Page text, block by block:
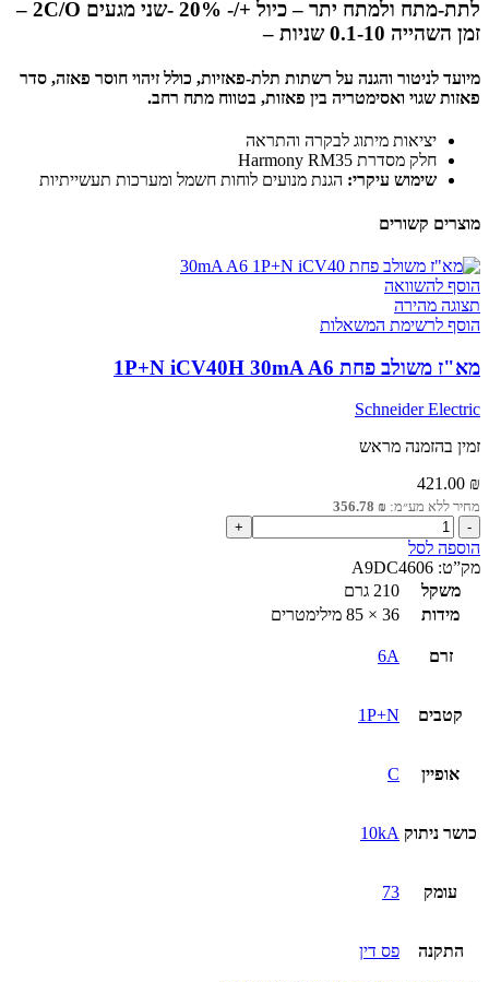
לתת-מתח ולמתח יתר – כיול +/- 20% -שני מגעים 2C/O –
זמן השהייה 0.1-10 שניות –
מיועד לניטור והגנה על רשתות תלת-פאזיות, כולל זיהוי חוסר פאזה, סדר
פאזות שגוי ואסימטריה בין פאזות, בטווח מתח רחב.
יציאות מיתוג לבקרה והתראה
חלק מסדרת Harmony RM35
שימוש עיקרי: הגנת מנועים לוחות חשמל ומערכות תעשייתיות
מוצרים קשורים
הוסף להשוואה
תצוגה מהירה
הוסף לרשימת המשאלות
מא"ז משולב פחת 1P+N iCV40H 30mA A6
Schneider Electric
זמין בהזמנה מראש
421.00 ₪
מחיר ללא מע״מ: 356.78 ₪
כמות
של
מא"ז
משולב
פחת
1P+N
30mA
הוספה לסל
מק”ט: A9DC4606
משקל
210 גרם
מידות
36 × 85 מילימטרים
זרם 6A
קטבים 1P+N
אופיין C
כושר ניתוק 10kA
עומק 73
התקנה פס דין